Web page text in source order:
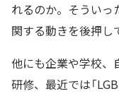
れるのか。そういっ
関する動きを後押し
他にも企業や学校、
研修、最近では「